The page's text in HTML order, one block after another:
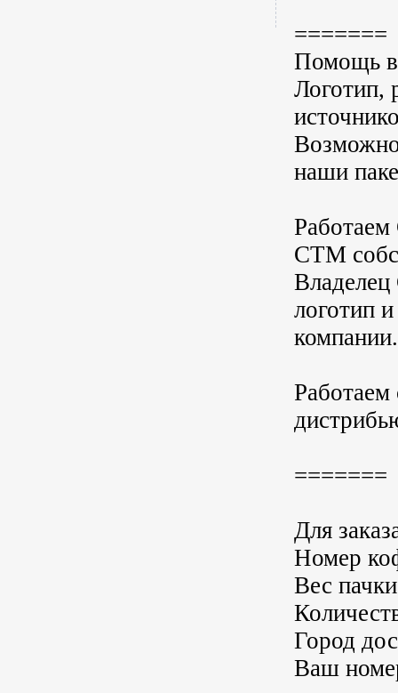
=======
Помощь в
Логотип,
наши
СТМ
логотип
компании.
Работаем
=======
Для
Номер
Вес пачки
Город
Ваш